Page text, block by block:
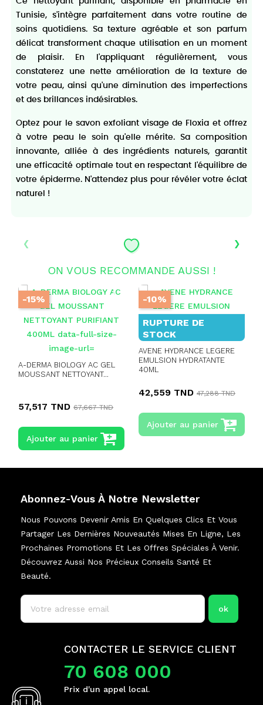
Tunisie, s'intègre parfaitement dans votre routine de
soins quotidiens. Sa texture agréable et son parfum
délicat transforment chaque utilisation en un moment
de plaisir. En l'appliquant régulièrement, vous
constaterez une nette amélioration de la texture de
votre peau, ainsi qu'une diminution des imperfections
et des brillances indésirables.
Optez pour le savon exfoliant visage de Floxia et offrez
à votre peau le soin qu'elle mérite. Sa composition
innovante, alliée à des ingrédients naturels, garantit
une efficacité optimale tout en respectant l'équilibre de
votre épiderme. N'attendez plus pour révéler votre éclat
naturel !
ON VOUS RECOMMANDE AUSSI !
-15%
A-DERMA BIOLOGY AC GEL
MOUSSANT NETTOYANT...
57,517 TND 67,667 TND
Ajouter au panier
-10%
RUPTURE DE
STOCK
AVENE HYDRANCE LEGERE
EMULSION HYDRATANTE
40ML
42,559 TND 47,288 TND
Ajouter au panier
‹ ›
Abonnez-Vous À Notre Newsletter
Nous Pouvons Devenir Amis En Quelques Clics Et Vous
Partager Les Dernières Nouveautés Mises En Ligne, Les
Prochaines Promotions Et Les Offres Spéciales À Venir.
Découvrez Aussi Nos Précieux Conseils Santé Et
Beauté.
CONTACTER LE SERVICE CLIENT
70 608 000
Prix d'un appel local.